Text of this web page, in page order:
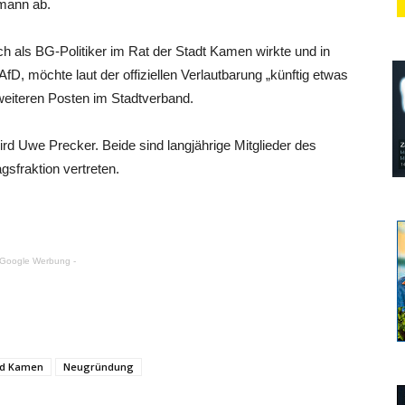
ab.
als BG-Politiker im Rat der Stadt Kamen wirkte und in
möchte laut der offiziellen Verlautbarung „künftig etwas
Posten im Stadtverband.
Uwe Precker. Beide sind langjährige Mitglieder des
vertreten.
Werbung -
Kamen Neugründung